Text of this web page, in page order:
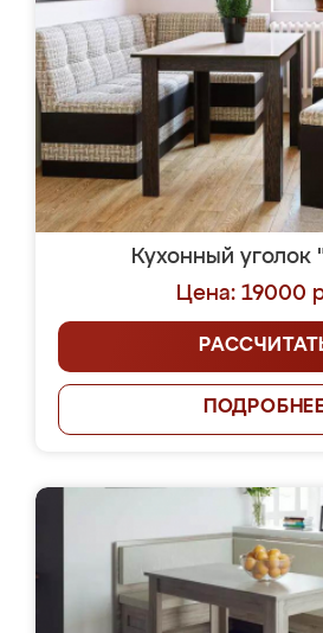
Кухонный уголок
Цена: 19000